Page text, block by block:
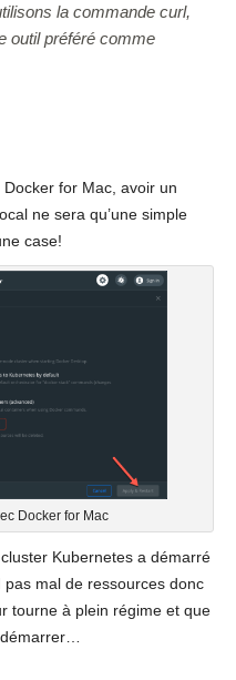
la commande curl,
outil préféré comme
for Mac, avoir un
ne sera qu’une simple
case!
Docker for Mac
Kubernetes a démarré
mal de ressources donc
tourne à plein régime et que